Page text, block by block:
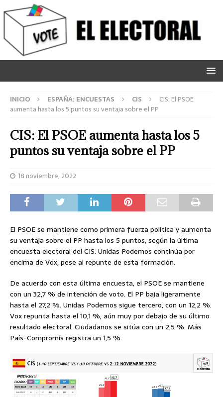
INICIO ESPAÑA: ENCUESTAS CIS
CIS: El PSOE
aumenta hasta los 5 puntos su ventaja sobre el PP
CIS: El PSOE aumenta hasta los 5
puntos su ventaja sobre el PP
18 noviembre, 2022
El PSOE se mantiene como primera fuerza política y aumenta
su ventaja sobre el PP hasta los 5 puntos, según la última
encuesta electoral del CIS. Unidas Podemos continúa por
encima de Vox, pese al repunte de esta formación.
De acuerdo con esta última encuesta, el PSOE se mantiene
con un 32,7 % de intención de voto. El PP baja ligeramente
hasta el 27,2 %. Unidas Podemos sigue tercero, con un 12,2 %.
Vox repunta hasta el 10,1 %, aún muy por debajo de su último
resultado electoral. Ciudadanos se sitúa con un 2,5 %. Más
País-Compromís registra un 1,5 %.